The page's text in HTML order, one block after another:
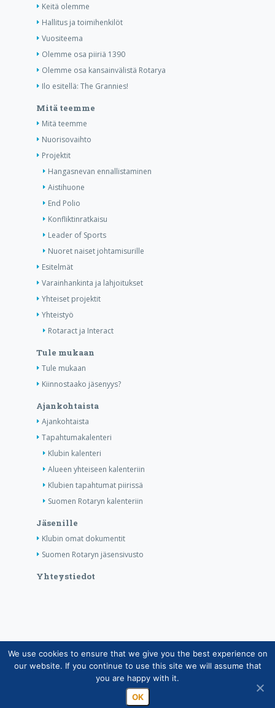
Keitä olemme
Hallitus ja toimihenkilöt
Vuositeema
Olemme osa piiriä 1390
Olemme osa kansainvälistä Rotarya
Ilo esitellä: The Grannies!
Mitä teemme
Mitä teemme
Nuorisovaihto
Projektit
Hangasnevan ennallistaminen
Aistihuone
End Polio
Konfliktinratkaisu
Leader of Sports
Nuoret naiset johtamisurille
Esitelmät
Varainhankinta ja lahjoitukset
Yhteiset projektit
Yhteistyö
Rotaract ja Interact
Tule mukaan
Tule mukaan
Kiinnostaako jäsenyys?
Ajankohtaista
Ajankohtaista
Tapahtumakalenteri
Klubin kalenteri
Alueen yhteiseen kalenteriin
Klubien tapahtumat piirissä
Suomen Rotaryn kalenteriin
Jäsenille
Klubin omat dokumentit
Suomen Rotaryn jäsensivusto
Yhteystiedot
Copyright © Suomen Rotarypalvelu ry 2026 |
Jäsentietojärjestelmän tietosuojaseloste|Henkilötietojen
käsittely Rotarytoiminnassa
We use cookies to ensure that we give you the best experience on
our website. If you continue to use this site we will assume that
you are happy with it.
OK